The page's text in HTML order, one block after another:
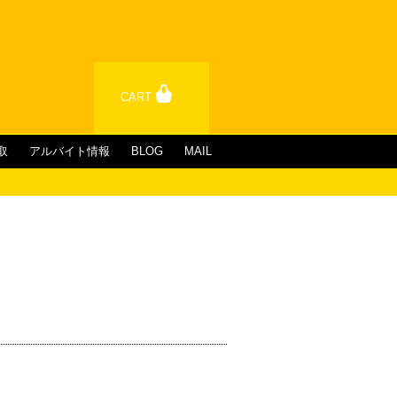
CART
アルバイト情報 BLOG MAIL